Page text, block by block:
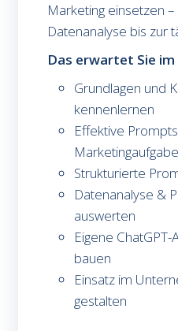
Marketing einsetzen
Datenanalyse bis zur
Das erwartet Sie im
Grundlagen und
kennenlernen
Effektive
Strukturierte
Datenanalyse &
auswerten
Eigene
bauen
Einsatz im
gestalten